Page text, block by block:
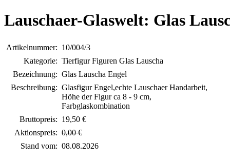
Lauschaer-Glaswelt: Glas
Artikelnummer: 10/004/3
Kategorie: Tierfigur Figuren Glas Lauscha
Bezeichnung: Glas Lauscha Engel
Beschreibung: Glasfigur Engel,echte Lauschaer Handarbeit,
Höhe der Figur ca 8 - 9 cm,
Farbglaskombination
Bruttopreis: 19,50 €
Aktionspreis: 0,00 €
Stand vom: 08.08.2026